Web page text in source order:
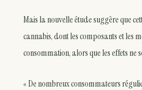
Mais la nouvelle étude suggère que
cannabis, dont les composants et les
consommation, alors que les effets ne
« De nombreux consommateurs